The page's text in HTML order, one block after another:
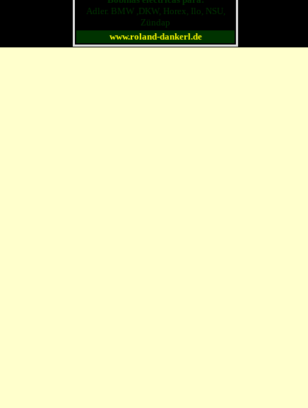
Adler. BMW ,DKW, Horex, Ilo, NSU,
Zündap
www.roland-dankerl.de